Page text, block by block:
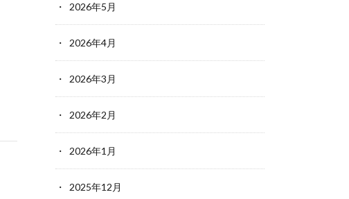
2026年5月
2026年4月
2026年3月
2026年2月
2026年1月
2025年12月